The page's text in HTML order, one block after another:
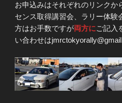
お申込みはそれぞれのリンクか
センス取得講習会、ラリー体験
方はお手数ですが両方にご記入
い合わせは